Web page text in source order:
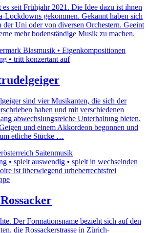
seit Frühjahr 2021. Die Idee dazu ist ihnen
Lockdowns gekommen. Gekannt haben sich
der Uni oder von diversen Orchestern. Geeint
mehr bodenständige Musik zu machen.
Blasmusik • Eigenkompositionen
• tritt konzertant auf
sind vier Musikanten, die sich der
haben und mit verschiedenen
abwechslungsreiche Unterhaltung bieten.
und einem Akkordeon begonnen und
etliche Stücke …
Saitenmusik
• spielt auswendig • spielt in wechselnden
ist überwiegend urheberrechtsfrei
Der Formationsname bezieht sich auf den
die Rossackerstrasse in Zürich-